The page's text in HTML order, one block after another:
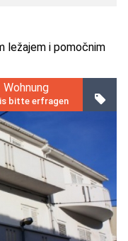
ležajem i pomočnim
Wohnung
bitte erfragen